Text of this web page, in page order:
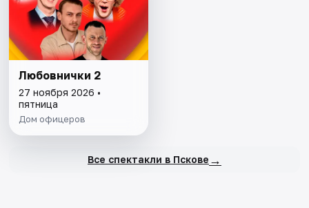
Любовнички 2
27 ноября 2026 •
пятница
Дом офицеров
Все спектакли в Пскове →